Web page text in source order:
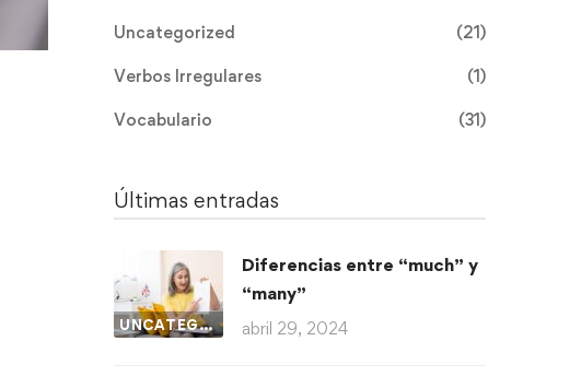
Uncategorized (21)
Verbos Irregulares (1)
Vocabulario (31)
Últimas entradas
UNCATEGORIZED
Diferencias entre “much” y
“many”
abril 29, 2024